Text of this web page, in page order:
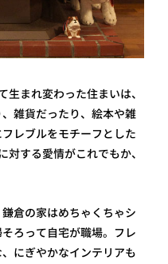
生まれ変わった住まいは、
雑貨だったり、絵本や雑
レブルをモチーフとした
する愛情がこれでもか、
倉の家はめちゃくちゃシ
ろって自宅が職場。フレ
にぎやかなインテリアも